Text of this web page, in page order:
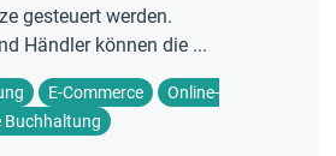
gesteuert werden.
Händler können die ...
E-Commerce
Online-
Buchhaltung